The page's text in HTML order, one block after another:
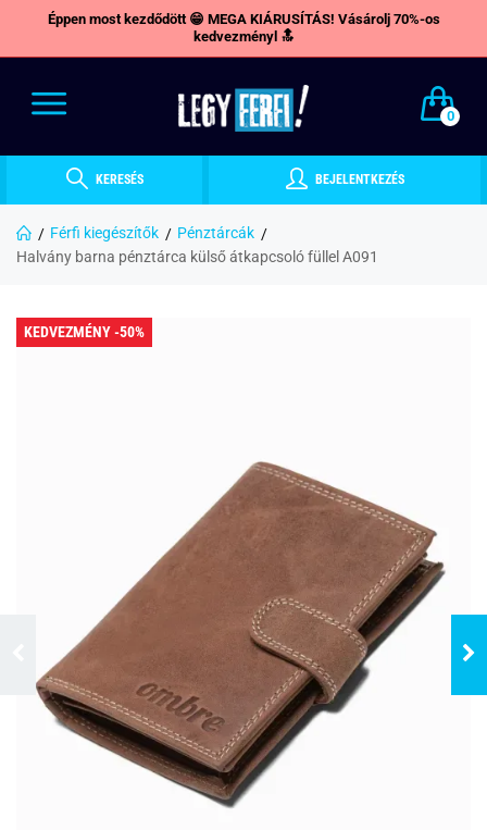
Éppen most kezdődött 😁 MEGA KIÁRUSÍTÁS! Vásárolj 70%-os
kedvezményl 🔝
0
KERESÉS BEJELENTKEZÉS
Férfi kiegészítők
Pénztárcák
Halvány barna pénztárca külső átkapcsoló füllel A091
KEDVEZMÉNY -50%